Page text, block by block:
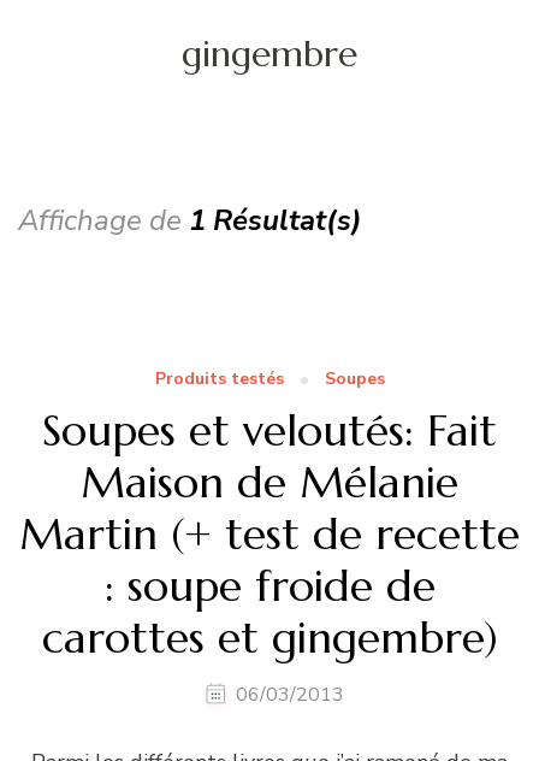
gingembre
Affichage de 1 Résultat(s)
Produits testés Soupes
Soupes et veloutés: Fait
Maison de Mélanie
Martin (+ test de recette
: soupe froide de
carottes et gingembre)
06/03/2013